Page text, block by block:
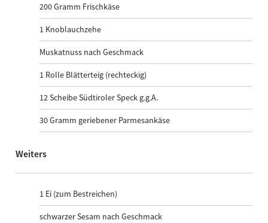
200Gramm Frischkäse
1 Knoblauchzehe
Muskatnuss nach Geschmack
1 Rolle Blätterteig (rechteckig)
12Scheibe Südtiroler Speck g.g.A.
30Gramm geriebener Parmesankäse
Weiters
1 Ei (zum Bestreichen)
schwarzer Sesam nach Geschmack